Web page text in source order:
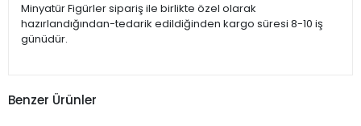
Minyatür Figürler sipariş ile birlikte özel olarak
hazırlandığından-tedarik edildiğinden kargo süresi 8-10 iş
günüdür.
Benzer Ürünler